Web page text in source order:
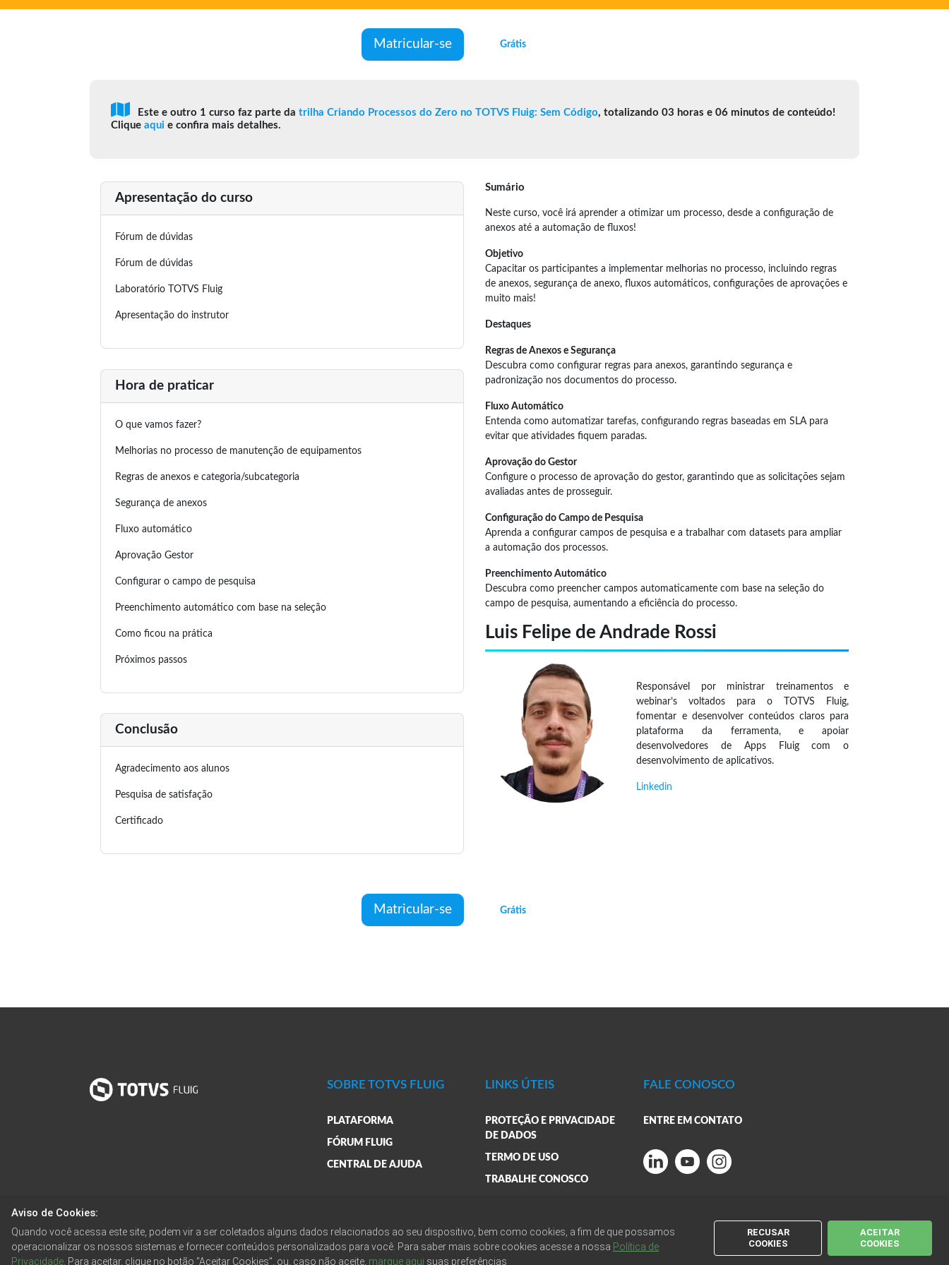
Matricular-se Grátis
Este e outro 1 curso faz parte da trilha Criando Processos do Zero no TOTVS Fluig: Sem Código, totalizando 03 horas e 06 minutos de conteúdo!
Clique aqui e confira mais detalhes.
Apresentação do curso
Fórum de dúvidas
Fórum de dúvidas
Laboratório TOTVS Fluig
Apresentação do instrutor
Hora de praticar
O que vamos fazer?
Melhorias no processo de manutenção de equipamentos
Regras de anexos e categoria/subcategoria
Segurança de anexos
Fluxo automático
Aprovação Gestor
Configurar o campo de pesquisa
Preenchimento automático com base na seleção
Como ficou na prática
Próximos passos
Conclusão
Agradecimento aos alunos
Pesquisa de satisfação
Certificado
Sumário
Neste curso, você irá aprender a otimizar um processo, desde a configuração de
anexos até a automação de fluxos!
Objetivo
Capacitar os participantes a implementar melhorias no processo, incluindo regras
de anexos, segurança de anexo, fluxos automáticos, configurações de aprovações e
muito mais!
Destaques
Regras de Anexos e Segurança
Descubra como configurar regras para anexos, garantindo segurança e
padronização nos documentos do processo.
Fluxo Automático
Entenda como automatizar tarefas, configurando regras baseadas em SLA para
evitar que atividades fiquem paradas.
Aprovação do Gestor
Configure o processo de aprovação do gestor, garantindo que as solicitações sejam
avaliadas antes de prosseguir.
Configuração do Campo de Pesquisa
Aprenda a configurar campos de pesquisa e a trabalhar com datasets para ampliar
a automação dos processos.
Preenchimento Automático
Descubra como preencher campos automaticamente com base na seleção do
campo de pesquisa, aumentando a eficiência do processo.
Luis Felipe de Andrade Rossi
Responsável por ministrar treinamentos e
webinar’s voltados para o TOTVS Fluig,
fomentar e desenvolver conteúdos claros para
plataforma da ferramenta, e apoiar
desenvolvedores de Apps Fluig com o
desenvolvimento de aplicativos.
Linkedin
Matricular-se Grátis
SOBRE TOTVS FLUIG
PLATAFORMA
FÓRUM FLUIG
CENTRAL DE AJUDA
LINKS ÚTEIS
PROTEÇÃO E PRIVACIDADE
DE DADOS
TERMO DE USO
TRABALHE CONOSCO
FALE CONOSCO
ENTRE EM CONTATO
Aviso de Cookies:
Quando você acessa este site, podem vir a ser coletados alguns dados relacionados ao seu dispositivo, bem como cookies, a fim de que possamos
operacionalizar os nossos sistemas e fornecer conteúdos personalizados para você. Para saber mais sobre cookies acesse a nossa Política de
Privacidade . Para aceitar, clique no botão "Aceitar Cookies", ou, caso não aceite, marque aqui suas preferências
RECUSAR
COOKIES
ACEITAR
COOKIES